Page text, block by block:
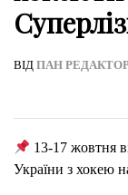
ВІД ПАН
13-17 жовтня
України з хокею